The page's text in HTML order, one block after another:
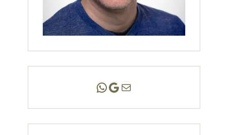
Andreas Scholz | (HPP)
Praxis Adlershof
E-Mail an mich ...